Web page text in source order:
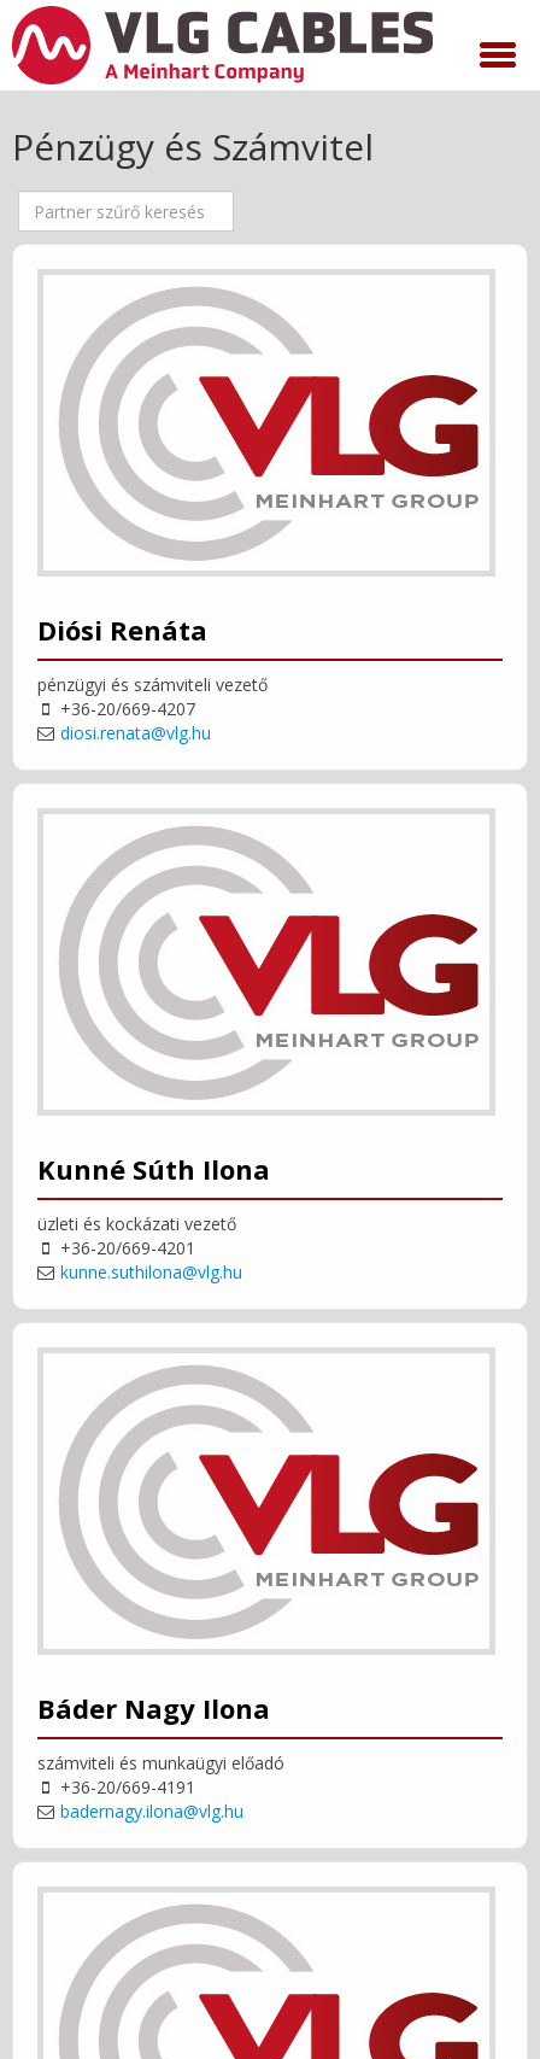
Pénzügy és Számvitel
Visszavonva
Mező
szűrése
Diósi Renáta
pénzügyi és számviteli vezető
+36-20/669-4207
diosi.renata@vlg.hu
Kunné Súth Ilona
üzleti és kockázati vezető
+36-20/669-4201
kunne.suthilona@vlg.hu
Báder Nagy Ilona
számviteli és munkaügyi előadó
+36-20/669-4191
badernagy.ilona@vlg.hu